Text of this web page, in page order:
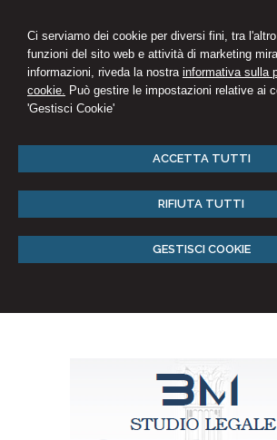
Ci serviamo dei cookie per diversi fini, tra
funzioni del sito web e attività di marketing
informazioni, riveda la nostra informativa sulla
cookie. Può gestire le impostazioni relative ai
'Gestisci Cookie'
ACCETTA TUTTI
RIFIUTA TUTTI
GESTISCI COOKIE